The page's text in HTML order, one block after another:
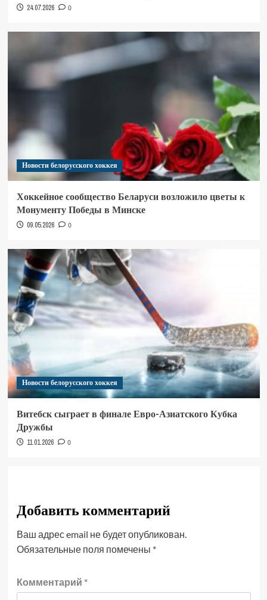
24.07.2026 0
Новости белорусского хоккея
Хоккейное сообщество Беларуси возложило цветы к
Монументу Победы в Минске
09.05.2026 0
Новости белорусского хоккея
Витебск сыграет в финале Евро-Азиатского Кубка
Дружбы
11.01.2026 0
Добавить комментарий
Ваш адрес email не будет опубликован.
Обязательные поля помечены *
Комментарий *